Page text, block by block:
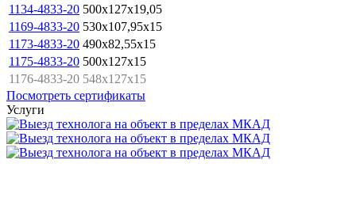
1134-4833-20 500x127x19,05
1169-4833-20 530x107,95x15
1173-4833-20 490x82,55x15
1175-4833-20 500x127x15
1176-4833-20 548x127x15
Посмотреть сертификаты
Услуги